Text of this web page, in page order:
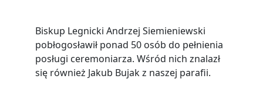
Biskup Legnicki Andrzej Siemieniewski
pobłogosławił ponad 50 osób do pełnienia
posługi ceremoniarza. Wśród nich znalazł
się również Jakub Bujak z naszej parafii.